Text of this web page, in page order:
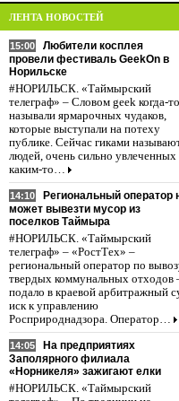
ЛЕНТА НОВОСТЕЙ
15:00
Любители косплея
провели фестиваль GeekOn в
Норильске
#НОРИЛЬСК. «Таймырский
телеграф» – Словом geek когда-то
называли ярмарочных чудаков,
которые выступали на потеху
публике. Сейчас гиками
людей, очень сильно увлеченных
каким-то…
14:10
Региональный оператор
может вывезти мусор из
поселков Таймыра
#НОРИЛЬСК. «Таймырский
телеграф» – «РостТех» –
региональный оператор по
твердых коммунальных отходов
подало в краевой арбитражный
иск к управлению
Росприроднадзора. Оператор…
14:05
На предприятиях
Заполярного филиала
«Норникеля» зажигают елки
#НОРИЛЬСК. «Таймырский